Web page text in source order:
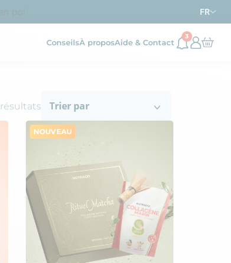
d’achat en France FR
ConseilsÀ proposAide & Contact
3
résultats Trier par
NOUVEAU